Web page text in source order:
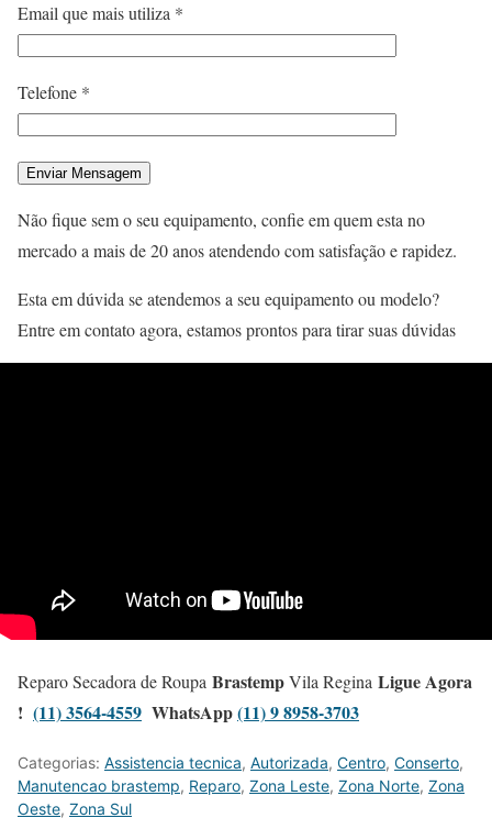
Email que mais utiliza *
Telefone *
Não fique sem o seu equipamento, confie em quem esta no
mercado a mais de 20 anos atendendo com satisfação e rapidez.
Esta em dúvida se atendemos a seu equipamento ou modelo?
Entre em contato agora, estamos prontos para tirar suas dúvidas
Reparo Secadora de Roupa BrastempVila Regina Ligue Agora
! (11) 3564-4559 WhatsApp(11) 9 8958-3703
Categorias: Assistencia tecnica, Autorizada, Centro, Conserto,
Manutencao brastemp, Reparo, Zona Leste, Zona Norte, Zona
Oeste, Zona Sul